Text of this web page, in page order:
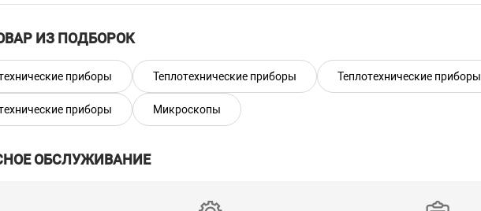
Только камера
зум: от 1х до 30х
да
рабочая дистанция: 495мм
при макс. зуме (с линзой): 84x (+5дптр)
зрения, при макс. зуме (по горизонтали) (с линзой): 6.2мм (+5дптр)
ИЗ ПОДБОРОК
приборы Теплотехнические приборы Теплотехнические приборы
приборы Микроскопы
ОБСЛУЖИВАНИЕ